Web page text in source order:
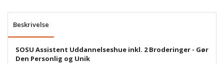
Beskrivelse
SOSU Assistent Uddannelseshue inkl. 2 Broderinger - Gør
Den Personlig og Unik